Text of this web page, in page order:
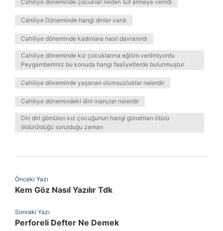
Cahiliye döneminde çocuklar neden süt anneye verildi
Cahiliye Döneminde hangi dinler vardı
Cahiliye döneminde kadınlara nasıl davranırdı
Cahiliye döneminde kız çocuklarına eğitim verilmiyordu
Peygamberimiz bu konuda hangi faaliyetlerde bulunmuştur
Cahiliye döneminde yaşanan olumsuzluklar nelerdir
Cahiliye dönemindeki dini inançlar nelerdir
Diri diri gömülen kız çocuğunun hangi günahtan ötürü
öldürüldüğü sorulduğu zaman
Önceki Yazı
Kem Göz Nasıl Yazılır Tdk
Sonraki Yazı
Perforeli Defter Ne Demek